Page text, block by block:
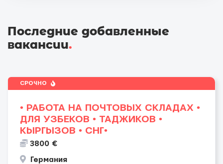
Последние добавленные
вакансии.
СРОЧНО
• РАБОТА НА ПОЧТОВЫХ СКЛАДАХ •
ДЛЯ УЗБЕКОВ • ТАДЖИКОВ •
КЫРГЫЗОВ • СНГ•
3800 €
Германия